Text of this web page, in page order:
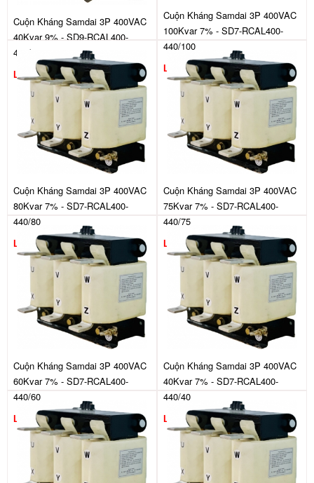
Cuộn Kháng Samdai 3P 400VAC
40Kvar 9% - SD9-RCAL400-
440/40
Liên hệ
Cuộn Kháng Samdai 3P 400VAC
100Kvar 7% - SD7-RCAL400-
440/100
Liên hệ
Cuộn Kháng Samdai 3P 400VAC
80Kvar 7% - SD7-RCAL400-
440/80
Liên hệ
Cuộn Kháng Samdai 3P 400VAC
75Kvar 7% - SD7-RCAL400-
440/75
Liên hệ
Cuộn Kháng Samdai 3P 400VAC
60Kvar 7% - SD7-RCAL400-
440/60
Liên hệ
Cuộn Kháng Samdai 3P 400VAC
40Kvar 7% - SD7-RCAL400-
440/40
Liên hệ